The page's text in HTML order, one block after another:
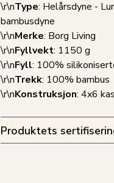
\r\nType: Helårsdyne -
bambusdyne
\r\nMerke: Borg Living
\r\nFyllvekt: 1150 g
\r\nFyll: 100%
\r\nTrekk: 100% bambus
\r\nKonstruksjon: 4x6
Produktets